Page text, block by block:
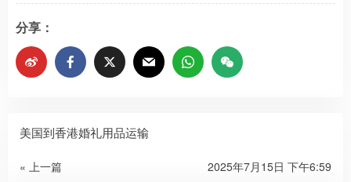
分享：
美国到香港婚礼用品运输
« 上一篇 2025年7月15日 下午6:59